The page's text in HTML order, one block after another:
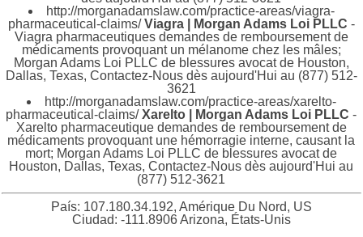
http://morganadamslaw.com/practice-areas/viagra-
pharmaceutical-claims/Viagra | Morgan Adams Loi PLLC -
Viagra pharmaceutiques demandes de remboursement de
médicaments provoquant un mélanome chez les mâles;
Morgan Adams Loi PLLC de blessures avocat de Houston,
Dallas, Texas, Contactez-Nous dès aujourd'Hui au (877) 512-
3621
http://morganadamslaw.com/practice-areas/xarelto-
pharmaceutical-claims/Xarelto | Morgan Adams Loi PLLC -
Xarelto pharmaceutique demandes de remboursement de
médicaments provoquant une hémorragie interne, causant la
mort; Morgan Adams Loi PLLC de blessures avocat de
Houston, Dallas, Texas, Contactez-Nous dès aujourd'Hui au
(877) 512-3621
País: 107.180.34.192, Amérique Du Nord, US
Ciudad: -111.8906 Arizona, États-Unis